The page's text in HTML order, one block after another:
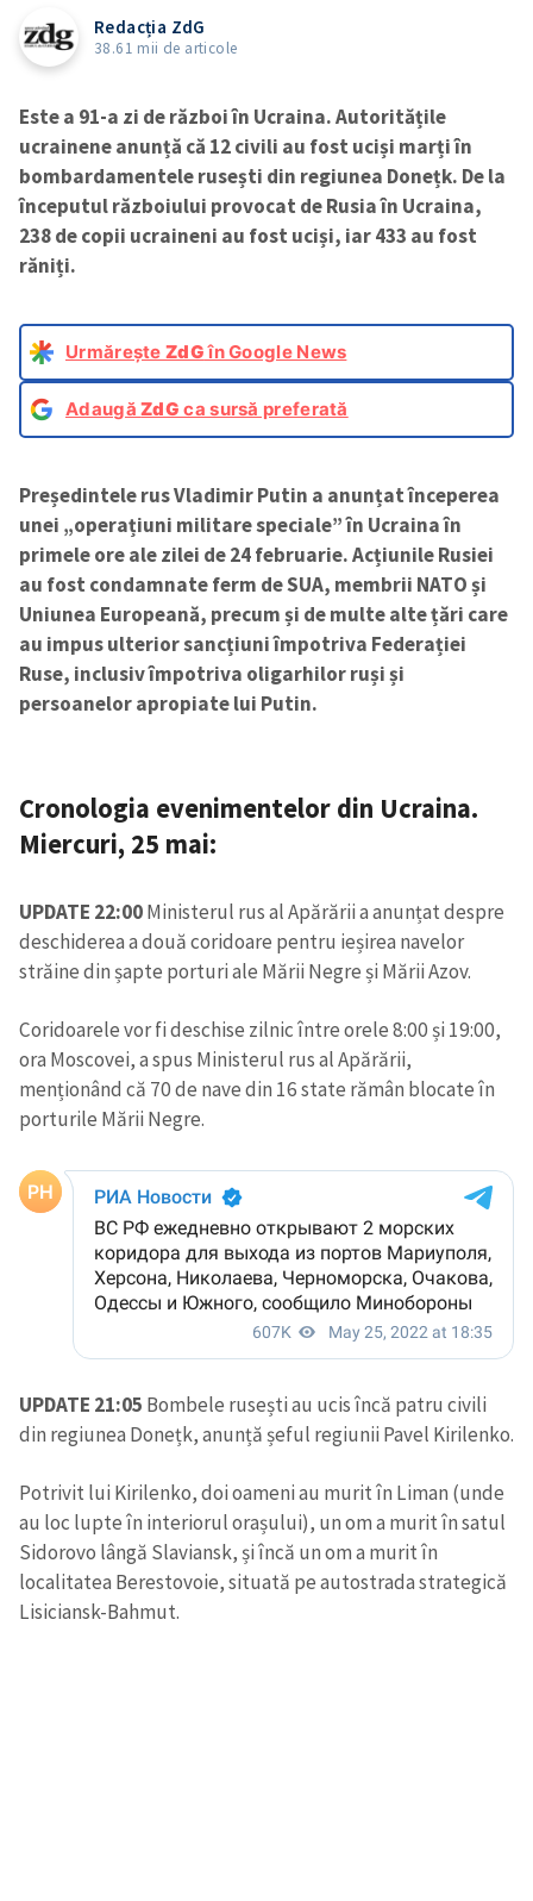
Redacția ZdG
38.61 mii de articole
Este a 91-a zi de război în Ucraina. Autoritățile
ucrainene anunță că 12 civili au fost uciși marți în
bombardamentele rusești din regiunea Donețk. De la
începutul războiului provocat de Rusia în Ucraina,
238 de copii ucraineni au fost uciși, iar 433 au fost
răniți.
Urmărește ZdGîn Google News
AdaugăZdG ca sursă preferată
Președintele rus Vladimir Putin a anunțat începerea
unei „operațiuni militare speciale” în Ucraina în
primele ore ale zilei de 24 februarie. Acțiunile Rusiei
au fost condamnate ferm de SUA, membrii NATO și
Uniunea Europeană, precum și de multe alte țări care
au impus ulterior sancțiuni împotriva Federației
Ruse, inclusiv împotriva oligarhilor ruși și
persoanelor apropiate lui Putin.
Cronologia evenimentelor din Ucraina.
Miercuri, 25 mai:
UPDATE 22:00Ministerul rus al Apărării a anunțat despre
deschiderea a două coridoare pentru ieșirea navelor
străine din șapte porturi ale Mării Negre și Mării Azov.
Coridoarele vor fi deschise zilnic între orele 8:00 și 19:00,
ora Moscovei, a spus Ministerul rus al Apărării,
menționând că 70 de nave din 16 state rămân blocate în
porturile Mării Negre.
UPDATE 21:05 Bombele rusești au ucis încă patru civili
din regiunea Donețk, anunță șeful regiunii Pavel Kirilenko.
Potrivit lui Kirilenko, doi oameni au murit în Liman (unde
au loc lupte în interiorul orașului), un om a murit în satul
Sidorovo lângă Slaviansk, și încă un om a murit în
localitatea Berestovoie, situată pe autostrada strategică
Lisiciansk-Bahmut.